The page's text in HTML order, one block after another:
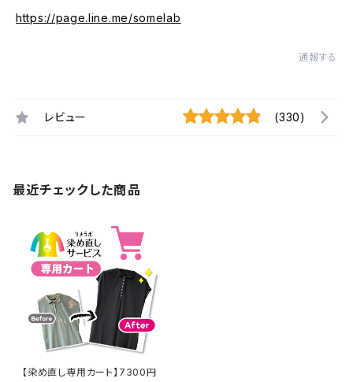
https://page.line.me/somelab
通報する
レビュー (330)
最近チェックした商品
【染め直し専用カート】7300円